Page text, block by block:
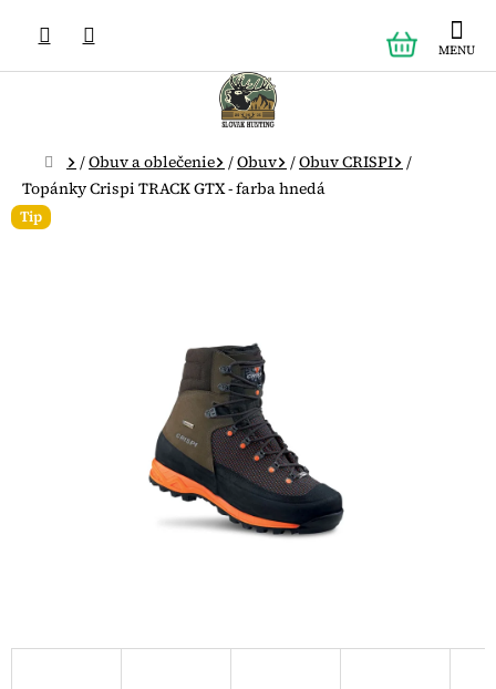
obsah
KOŠÍK
Domov
/Obuv a oblečenie /Obuv /Obuv CRISPI /
Topánky Crispi TRACK GTX - farba hnedá
Tip